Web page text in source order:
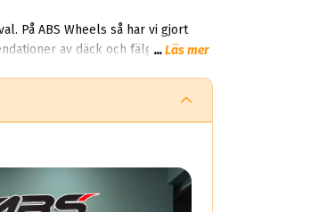
av däck och fälgar till rätt
...Läs mer